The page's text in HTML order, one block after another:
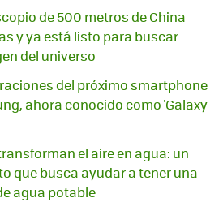
de 500 metros de China
y ya está listo para buscar
del universo
del próximo smartphone
ahora conocido como 'Galaxy
el aire en agua: un
que busca ayudar a tener una
agua potable